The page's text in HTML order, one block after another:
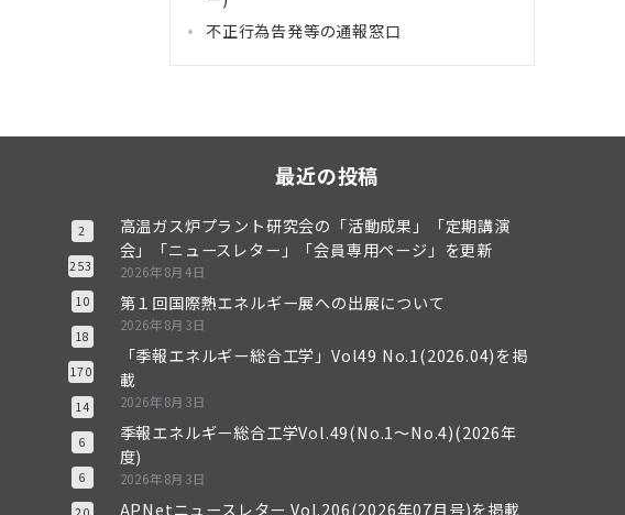
不正行為告発等の通報窓口
2
253
10
18
170
14
6
6
最近の投稿
高温ガス炉プラント研究会の「活動成果」「定期講演
会」「ニュースレター」「会員専用ページ」を更新
2026年8月4日
第１回国際熱エネルギー展への出展について
2026年8月3日
「季報エネルギー総合工学」Vol49 No.1(2026.04)を掲
載
2026年8月3日
季報エネルギー総合工学Vol.49(No.1～No.4)(2026年
度)
2026年8月3日
APNetニュースレター Vol.206(2026年07月号)を掲載